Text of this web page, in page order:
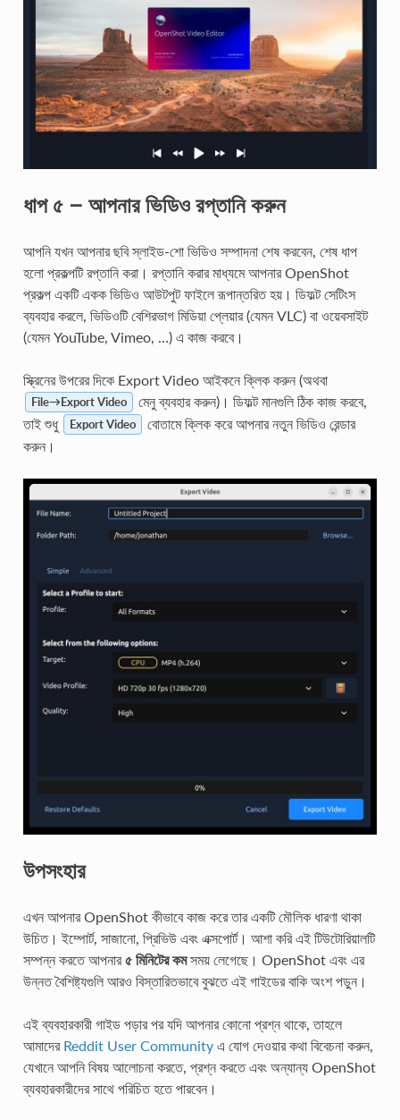
ধাপ ৫ – আপনার ভিডিও রপ্তানি করুন
আপনি যখন আপনার ছবি স্লাইড-শো ভিডিও সম্পাদনা শেষ করবেন, শেষ ধাপ
হলো প্রকল্পটি রপ্তানি করা। রপ্তানি করার মাধ্যমে আপনার OpenShot
প্রকল্প একটি একক ভিডিও আউটপুট ফাইলে রূপান্তরিত হয়। ডিফল্ট সেটিংস
ব্যবহার করলে, ভিডিওটি বেশিরভাগ মিডিয়া প্লেয়ার (যেমন VLC) বা ওয়েবসাইট
(যেমন YouTube, Vimeo, …) এ কাজ করবে।
স্ক্রিনের উপরের দিকে Export Video আইকনে ক্লিক করুন (অথবা
File→Export Video
মেনু ব্যবহার করুন)। ডিফল্ট মানগুলি ঠিক কাজ করবে,
তাই শুধু
Export Video
বোতামে ক্লিক করে আপনার নতুন ভিডিও রেন্ডার
করুন।
উপসংহার
এখন আপনার OpenShot কীভাবে কাজ করে তার একটি মৌলিক ধারণা থাকা
উচিত। ইম্পোর্ট, সাজানো, প্রিভিউ এবং এক্সপোর্ট। আশা করি এই টিউটোরিয়ালটি
সম্পন্ন করতে আপনার৫ মিনিটের কমসময় লেগেছে। OpenShot এবং এর
উন্নত বৈশিষ্ট্যগুলি আরও বিস্তারিতভাবে বুঝতে এই গাইডের বাকি অংশ পড়ুন।
এই ব্যবহারকারী গাইড পড়ার পর যদি আপনার কোনো প্রশ্ন থাকে, তাহলে
আমাদের Reddit User Communityএ যোগ দেওয়ার কথা বিবেচনা করুন,
যেখানে আপনি বিষয় আলোচনা করতে, প্রশ্ন করতে এবং অন্যান্য OpenShot
ব্যবহারকারীদের সাথে পরিচিত হতে পারবেন।